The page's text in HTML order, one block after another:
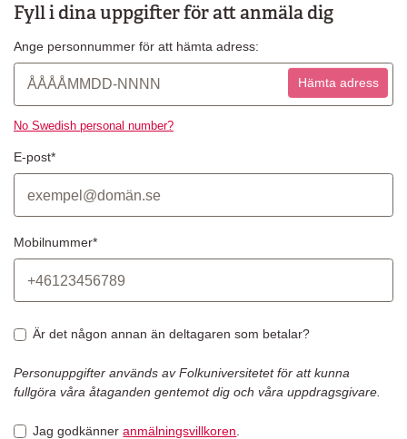
Fyll i dina uppgifter för att anmäla dig
Ange personnummer för att hämta adress:
Hämta adress
No Swedish personal number?
E-post*
Mobilnummer*
Är det någon annan än deltagaren som betalar?
Personuppgifter används av Folkuniversitetet för att kunna
fullgöra våra åtaganden gentemot dig och våra uppdragsgivare.
Jag godkänneranmälningsvillkoren